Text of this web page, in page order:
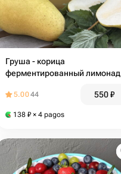
Груша - корица
ферментированный лимонад
5.0044 550₽
138 ₽ × 4 pagos